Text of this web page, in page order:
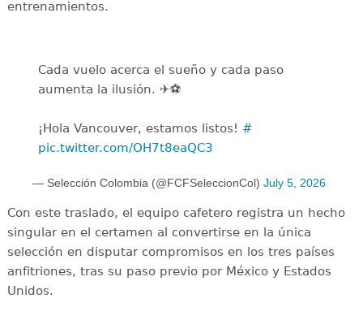
entrenamientos.
Cada vuelo acerca el sueño y cada paso
aumenta la ilusión. ✈️⚽
¡Hola Vancouver, estamos listos! #
pic.twitter.com/OH7t8eaQC3
— Selección Colombia (@FCFSeleccionCol) July 5, 2026
Con este traslado, el equipo cafetero registra un hecho
singular en el certamen al convertirse en la única
selección en disputar compromisos en los tres países
anfitriones, tras su paso previo por México y Estados
Unidos.